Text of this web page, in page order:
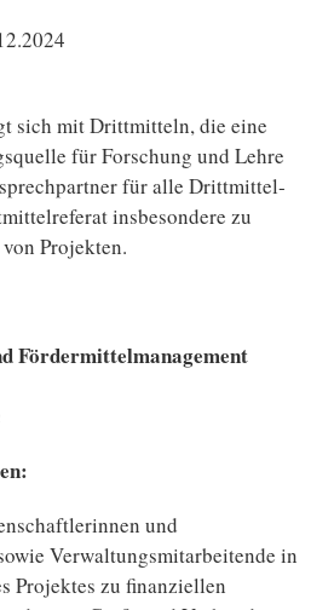
sich mit Drittmitteln, die eine
für Forschung und Lehre
für alle Drittmittel­
insbesondere zu
Projekten.
Förder­mittel­management
und
Verwaltungs­mitarbeitende in
Projektes zu finanziellen